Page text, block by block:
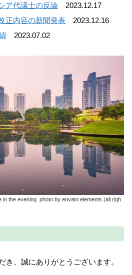
ア代議士の反論 2023.12.17
正内容の新聞発表 2023.12.16
2023.07.02
in the evening. photo by envato elements (all righ
き、誠にありがとうございます。